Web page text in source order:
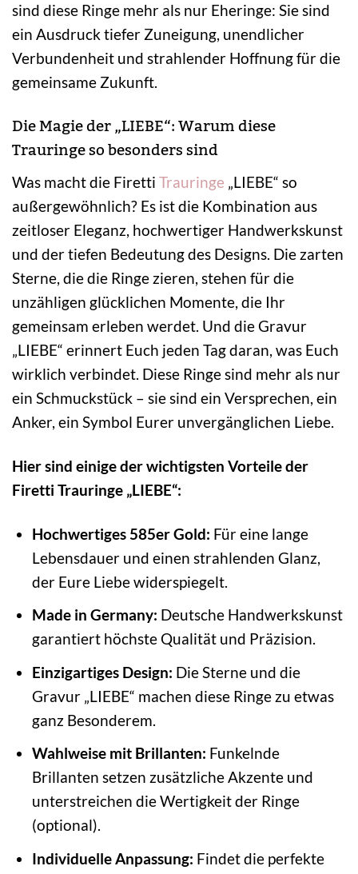
sind diese Ringe mehr als nur Eheringe: Sie sind
ein Ausdruck tiefer Zuneigung, unendlicher
Verbundenheit und strahlender Hoffnung für die
gemeinsame Zukunft.
Die Magie der „LIEBE“: Warum diese
Trauringe so besonders sind
Was macht die Firetti Trauringe „LIEBE“ so
außergewöhnlich? Es ist die Kombination aus
zeitloser Eleganz, hochwertiger Handwerkskunst
und der tiefen Bedeutung des Designs. Die zarten
Sterne, die die Ringe zieren, stehen für die
unzähligen glücklichen Momente, die Ihr
gemeinsam erleben werdet. Und die Gravur
„LIEBE“ erinnert Euch jeden Tag daran, was Euch
wirklich verbindet. Diese Ringe sind mehr als nur
ein Schmuckstück – sie sind ein Versprechen, ein
Anker, ein Symbol Eurer unvergänglichen Liebe.
Hier sind einige der wichtigsten Vorteile der
Firetti Trauringe „LIEBE“:
Hochwertiges 585er Gold: Für eine lange
Lebensdauer und einen strahlenden Glanz,
der Eure Liebe widerspiegelt.
Made in Germany: Deutsche Handwerkskunst
garantiert höchste Qualität und Präzision.
Einzigartiges Design: Die Sterne und die
Gravur „LIEBE“ machen diese Ringe zu etwas
ganz Besonderem.
Wahlweise mit Brillanten: Funkelnde
Brillanten setzen zusätzliche Akzente und
unterstreichen die Wertigkeit der Ringe
(optional).
Individuelle Anpassung: Findet die perfekte